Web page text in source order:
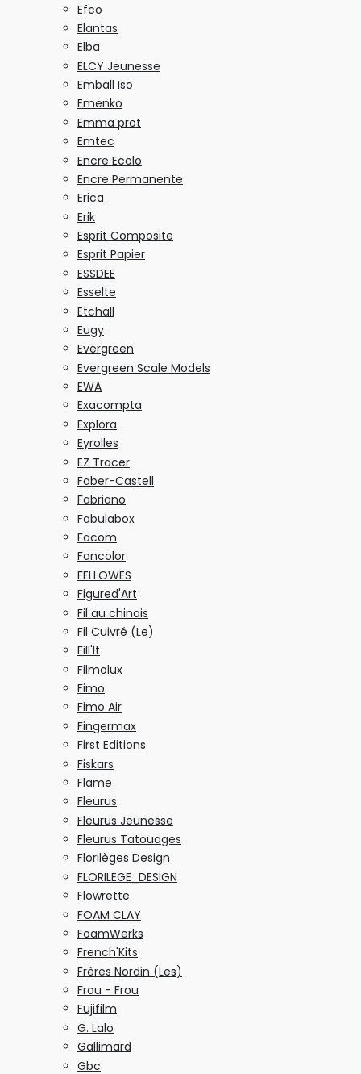
Efco
Elantas
Elba
ELCY Jeunesse
Emball Iso
Emenko
Emma prot
Emtec
Encre Ecolo
Encre Permanente
Erica
Erik
Esprit Composite
Esprit Papier
ESSDEE
Esselte
Etchall
Eugy
Evergreen
Evergreen Scale Models
EWA
Exacompta
Explora
Eyrolles
EZ Tracer
Faber-Castell
Fabriano
Fabulabox
Facom
Fancolor
FELLOWES
Figured'Art
Fil au chinois
Fil Cuivré (Le)
Fill'It
Filmolux
Fimo
Fimo Air
Fingermax
First Editions
Fiskars
Flame
Fleurus
Fleurus Jeunesse
Fleurus Tatouages
Florilèges Design
FLORILEGE_DESIGN
Flowrette
FOAM CLAY
FoamWerks
French'Kits
Frères Nordin (Les)
Frou - Frou
Fujifilm
G. Lalo
Gallimard
Gbc